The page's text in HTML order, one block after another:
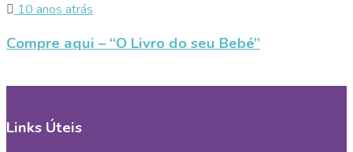
10 anos atrás
Compre aqui – “O Livro do seu Bebé”
Links Úteis